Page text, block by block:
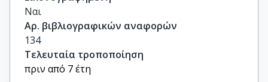
Ναι
Αρ. βιβλιογραφικών αναφορών
134
Τελευταία τροποποίηση
πριν από 7 έτη